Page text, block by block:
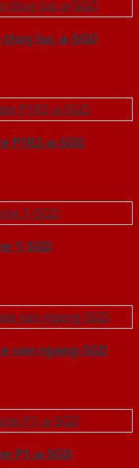
thuy luc-a-SGD
P1R2-a-SGD
1-SGD
van ngang-SGD
P1-a-SGD